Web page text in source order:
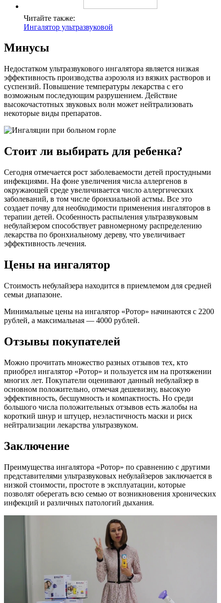
Читайте также:
Ингалятор ультразвуковой
Минусы
Недостатком ультразвукового ингалятора является низкая
эффективность производства аэрозоля из вязких растворов и
суспензий. Повышение температуры лекарства с его
возможным последующим разрушением. Действие
высокочастотных звуковых волн может нейтрализовать
некоторые виды препаратов.
Стоит ли выбирать для ребенка?
Сегодня отмечается рост заболеваемости детей простудными
инфекциями. На фоне увеличения числа аллергенов в
окружающей среде увеличивается число аллергических
заболеваний, в том числе бронхиальной астмы. Все это
создает почву для необходимости применения ингаляторов в
терапии детей. Особенность распыления ультразвуковым
небулайзером способствует равномерному распределению
лекарства по бронхиальному дереву, что увеличивает
эффективность лечения.
Цены на ингалятор
Стоимость небулайзера находится в приемлемом для средней
семьи диапазоне.
Минимальные цены на ингалятор «Ротор» начинаются с 2200
рублей, а максимальная — 4000 рублей.
Отзывы покупателей
Можно прочитать множество разных отзывов тех, кто
приобрел ингалятор «Ротор» и пользуется им на протяжении
многих лет. Покупатели оценивают данный небулайзер в
основном положительно, отмечая дешевизну, высокую
эффективность, бесшумность и компактность. Но среди
большого числа положительных отзывов есть жалобы на
короткий шнур и штуцер, неэластичность маски и риск
нейтрализации лекарства ультразвуком.
Заключение
Преимущества ингалятора «Ротор» по сравнению с другими
представителями ультразвуковых небулайзеров заключается в
низкой стоимости, простоте в эксплуатации, которые
позволят оберегать всю семью от возникновения хронических
инфекций и различных патологий дыхания.